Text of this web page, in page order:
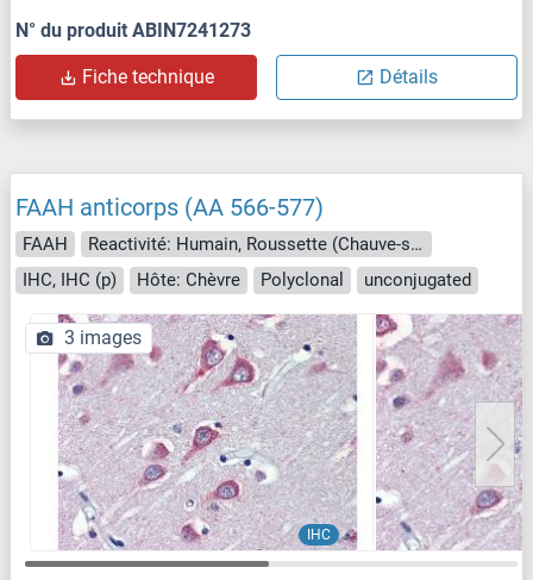
N° du produit ABIN7241273
Fiche technique Détails
FAAH anticorps (AA 566-577)
FAAH
Reactivité: Humain, Roussette (Chauve-souris), Singe
IHC, IHC (p)
Hôte: Chèvre Polyclonal unconjugated
IHC
3 images